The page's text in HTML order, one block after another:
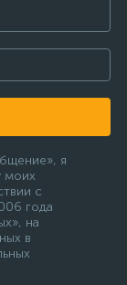
я
моих
с
года
на
в